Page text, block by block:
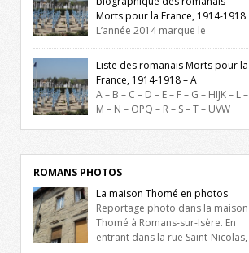
Morts pour la France, 1914-1918
L’année 2014 marque le
centenaire du début de la Première Guerre
Mondiale et ce dictionnaire biographique veut
rendre hommage aux romanais Morts pour la
France durant ce conflit. La base de cette
recherche historique est constituée des noms
gravés sur les plaques commémoratives de
l’Hôtel de Ville, du lycée du Dauphiné et du
Liste des romanais Morts pour la
France, 1914-1918 – A
A – B – C – D – E – F – G – HIJK – L –
M – N – OPQ – R – S – T – UVW
par cette lettre. Liste des romanais […]
ROMANS PHOTOS
La maison Thomé en photos
Reportage photo dans la maison
Thomé à Romans-sur-Isère. En
entrant dans la rue Saint-Nicolas,